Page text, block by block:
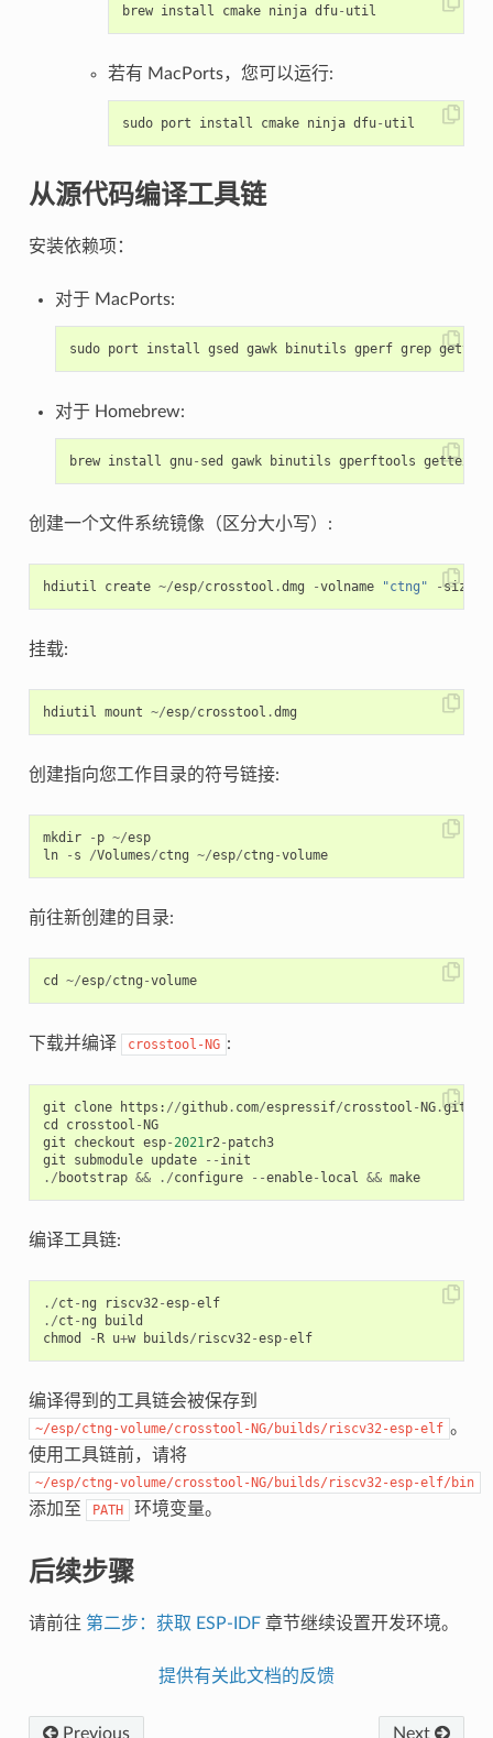
brew install cmake ninja dfu- util
若有 MacPorts，您可以运行:
sudo port install cmake ninja dfu- util
从源代码编译工具链
安装依赖项：
对于 MacPorts:
sudo port install gsed gawk binutils gperf grep gettext
对于 Homebrew:
brew install gnu- sed gawk binutils gperftools gettext
创建一个文件系统镜像（区分大小写）:
hdiutil create ~/esp/crosstool .dmg -volname "ctng" -size
挂载:
hdiutil mount ~/esp/crosstool .dmg
创建指向您工作目录的符号链接:
mkdir - p ~/esp
ln
- s /Volumes/ctng ~/esp/ctng -volume
前往新创建的目录:
cd ~/esp/ctng -volume
下载并编译 crosstool-NG :
git clone https : //github. com/espressif/crosstool -NG.git
cd
crosstool -NG
git
checkout esp- 2021 r2 - patch3
git
submodule update -- init
./ bootstrap && ./configure --enable- local && make
编译工具链:
./ct - ng riscv32 -esp-elf
./ct - ng
build
chmod
-R u+w builds/ riscv32 -esp-elf
编译得到的工具链会被保存到
~/esp/ctng-volume/crosstool-NG/builds/riscv32-esp-elf 。
使用工具链前，请将
~/esp/ctng-volume/crosstool-NG/builds/riscv32-esp-elf/bin
添加至 PATH 环境变量。
后续步骤
请前往 第二步：获取 ESP-IDF章节继续设置开发环境。
提供有关此文档的反馈
Next
Previous